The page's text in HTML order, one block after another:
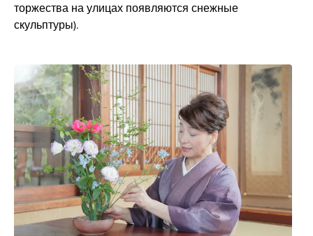
торжества на улицах появляются снежные
скульптуры).